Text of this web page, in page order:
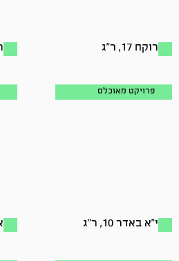
רוקח 17, ר"ג
פרויקט מאוכלס
י"א באדר 10, ר"ג